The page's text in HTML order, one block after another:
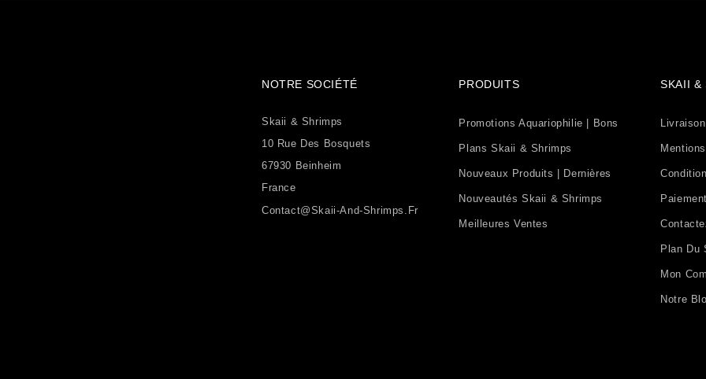
NOTRE SOCIÉTÉ
Skaii & Shrimps
10 Rue Des Bosquets
67930 Beinheim
France
Contact@skaii-And-Shrimps.fr
PRODUITS
Promotions Aquariophilie | Bons
Plans Skaii & Shrimps
Nouveaux Produits | Dernières
Nouveautés Skaii & Shrimps
Meilleures Ventes
SKAII &
Livraison
Plan Du
Mon
Notre